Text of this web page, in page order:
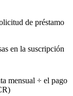
de préstamo
en la suscripción
mensual ÷ el pago